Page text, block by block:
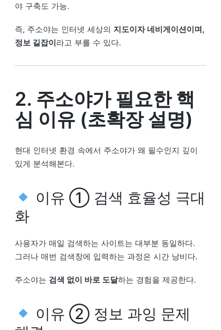
야 구축도 가능.
즉, 주소야는 인터넷 세상의 지도이자 네비게이션이며,
정보 길잡이라고 부를 수 있다.
2. 주소야가 필요한 핵
심 이유 (초확장 설명)
현대 인터넷 환경 속에서 주소야가 왜 필수인지 깊이
있게 분석해본다.
이유 ① 검색 효율성 극대
화
사용자가 매일 검색하는 사이트는 대부분 동일하다.
그러나 매번 검색창에 입력하는 과정은 시간 낭비다.
주소야는 검색 없이 바로 도달하는 경험을 제공한다.
이유 ② 정보 과잉 문제